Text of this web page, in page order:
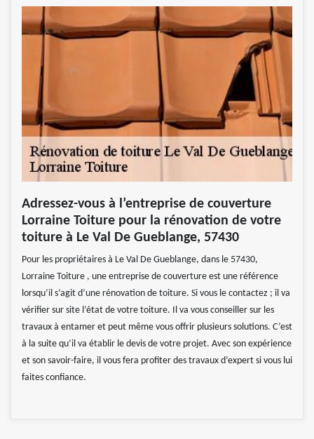
Adressez-vous à l’entreprise de couverture
Lorraine Toiture pour la rénovation de votre
toiture à Le Val De Gueblange, 57430
Pour les propriétaires à Le Val De Gueblange, dans le 57430,
Lorraine Toiture , une entreprise de couverture est une référence
lorsqu’il s’agit d’une rénovation de toiture. Si vous le contactez ; il va
vérifier sur site l’état de votre toiture. Il va vous conseiller sur les
travaux à entamer et peut même vous offrir plusieurs solutions. C’est
à la suite qu’il va établir le devis de votre projet. Avec son expérience
et son savoir-faire, il vous fera profiter des travaux d’expert si vous lui
faites confiance.